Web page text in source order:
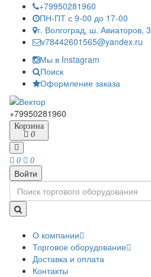
+79950281960
ПН-ПТ с 9-00 до 17-00
г. Волгоград, ш. Авиаторов, 3
v78442601565@yandex.ru
Мы в Instagram
Поиск
Оформление заказа
+79950281960
Корзина
0
0 0
Войти
О компании
Торговое оборудование
Доставка и оплата
Контакты